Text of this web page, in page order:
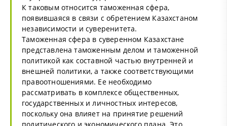
К таковым относится таможенная сфера,
появившаяся в связи с обретением Казахстаном
независимости и суверенитета.
Таможенная сфера в суверенном Казахстане
представлена таможенным делом и таможенной
политикой как составной частью внутренней и
внешней политики, а также соответствующими
правоотношениями. Ее необходимо
рассматривать в комплексе общественных,
государственных и личностных интересов,
поскольку она влияет на принятие решений